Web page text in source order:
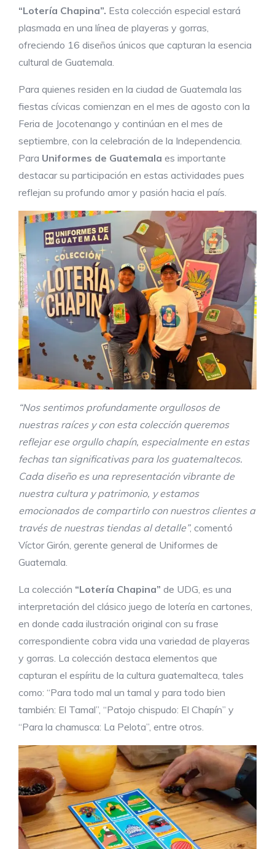
“Lotería Chapina”. Esta colección especial estará
plasmada en una línea de playeras y gorras,
ofreciendo 16 diseños únicos que capturan la esencia
cultural de Guatemala.
Para quienes residen en la ciudad de Guatemala las
fiestas cívicas comienzan en el mes de agosto con la
Feria de Jocotenango y continúan en el mes de
septiembre, con la celebración de la Independencia.
Para Uniformes de Guatemala es importante
destacar su participación en estas actividades pues
reflejan su profundo amor y pasión hacia el país.
“Nos sentimos profundamente orgullosos de
nuestras raíces y con esta colección queremos
reflejar ese orgullo chapín, especialmente en estas
fechas tan significativas para los guatemaltecos.
Cada diseño es una representación vibrante de
nuestra cultura y patrimonio, y estamos
emocionados de compartirlo con nuestros clientes a
través de nuestras tiendas al detalle”, comentó
Víctor Girón, gerente general de Uniformes de
Guatemala.
La colección “Lotería Chapina” de UDG, es una
interpretación del clásico juego de lotería en cartones,
en donde cada ilustración original con su frase
correspondiente cobra vida una variedad de playeras
y gorras. La colección destaca elementos que
capturan el espíritu de la cultura guatemalteca, tales
como: “Para todo mal un tamal y para todo bien
también: El Tamal”, “Patojo chispudo: El Chapín” y
“Para la chamusca: La Pelota”, entre otros.